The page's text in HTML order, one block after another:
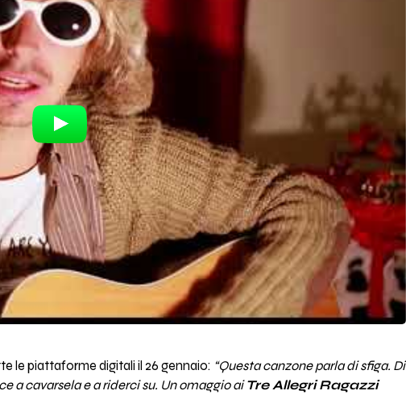
le piattaforme digitali il 26 gennaio: “Questa canzone parla di sfiga. Di
a cavarsela e a riderci su. Un omaggio aiTre Allegri Ragazzi